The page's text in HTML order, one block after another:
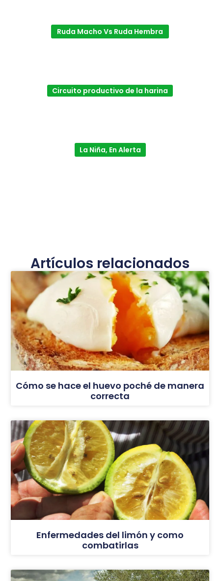
Ruda Macho Vs Ruda Hembra
Circuito productivo de la harina
La Niña, En Alerta
Artículos relacionados
Cómo se hace el huevo poché de manera
correcta
Enfermedades del limón y como
combatirlas